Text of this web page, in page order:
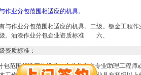
作业分包范围相适应的机具。
作业分包范围相适应的机具。二级。钣金工程
。油漆作业分包企业资质标准 六、
质标准：
范围相适应的机具。企业具有本专业助理工程师